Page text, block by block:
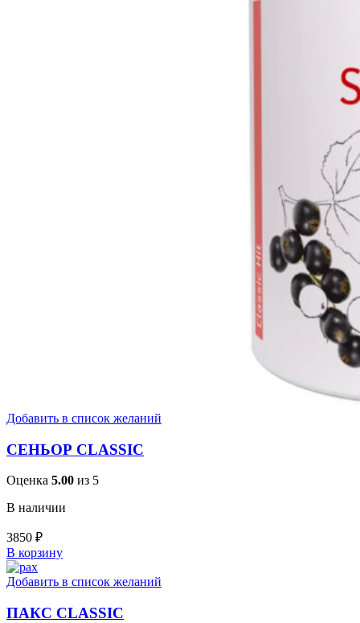
Добавить в список желаний
СЕНЬОР CLASSIC
Оценка 5.00 из 5
В наличии
3850 ₽
В корзину
Добавить в список желаний
ПАКС CLASSIC